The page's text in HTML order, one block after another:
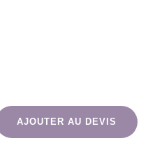
AJOUTER AU DEVIS